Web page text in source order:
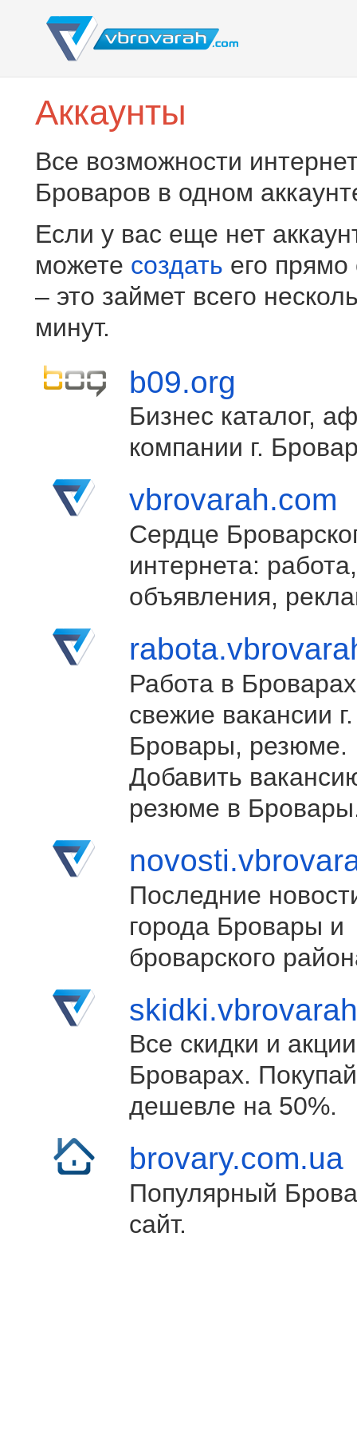
Аккаунты
Все возможности
Броваров в одном
Если у вас еще нет
можете создать его прямо
– это займет всего
минут.
b09.org
Бизнес каталог,
компании г.
vbrovarah.com
Сердце
интернета: работа,
объявления,
Работа в
свежие вакансии г.
Бровары, резюме.
Добавить
резюме в
Последние
города Бровары и
броварского
Все скидки и
Броварах.
дешевле на 50%.
brovary.com.ua
Популярный
сайт.